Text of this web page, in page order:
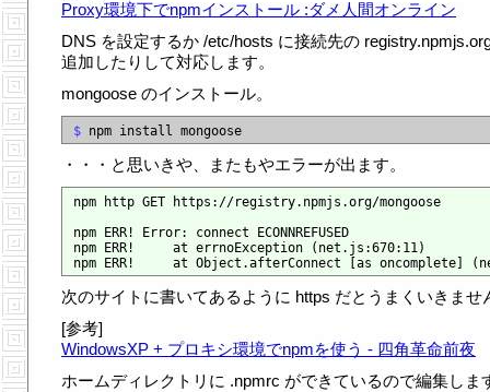
Proxy環境下でnpmインストール :ダメ人間オンライン
DNS を設定するか /etc/hosts に接続先の
追加したりして対応します。
mongoose のインストール。
$
・・・と思いきや、またもやエラーが出ます。
npm http GET https://registry.npmjs.org/mongoose
npm ERR! Error: connect ECONNREFUSED
npm ERR!     at errnoException (net.js:670:11)
次のサイトに書いてあるように https だとうまくいきませ
[参考]
WindowsXP + プロキシ環境でnpmを使う - 四角革命前夜
ホームディレクトリに .npmrc ができているので編集しま